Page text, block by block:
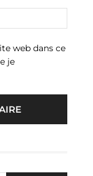
:
web dans ce
je